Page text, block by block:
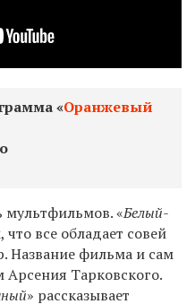
«Оранжевый
мультфильмов. «Белый-
все обладает совей
Название фильма и сам
Арсения Тарковского.
» рассказывает